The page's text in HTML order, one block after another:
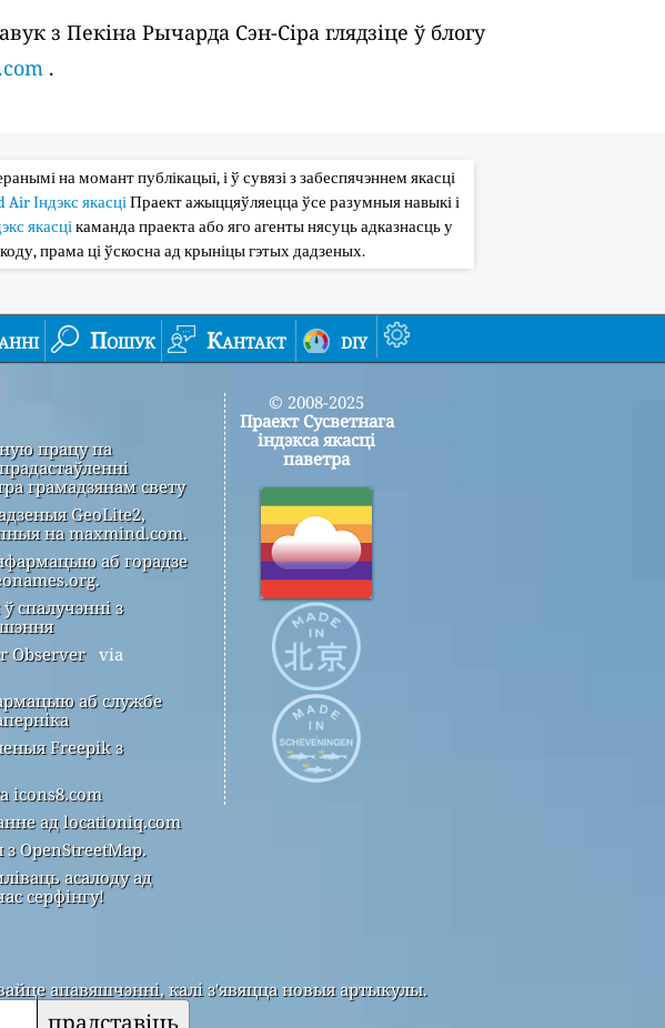
з Пекіна Рычарда Сэн-Сіра глядзіце ў блогу
.
на момант публікацыі, і ў сувязі з забеспячэннем якасці
Air Індэкс якасціПраект ажыццяўляецца ўсе разумныя навыкі і
якасцікаманда праекта або яго агенты нясуць адказнасць у
прама ці ўскосна ад крыніцы гэтых дадзеных.
Пошук Кантакт diy
працу па
грамадзянам свету
GeoLite2,
на maxmind.com.
аб горадзе
спалучэнні з
Observer via
аб службе
Freepik з
icons8.com
ад locationiq.com
з OpenStreetMap.
асалоду ад
серфінгу!
© 2008-2025
Праект Сусветнага
індэкса якасці
паветра
апавяшчэнні, калі з'явяцца новыя артыкулы.
прадставіць